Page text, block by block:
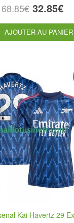
68.85€ 32.85€
AJOUTER AU PANIER
Kai Havertz 29